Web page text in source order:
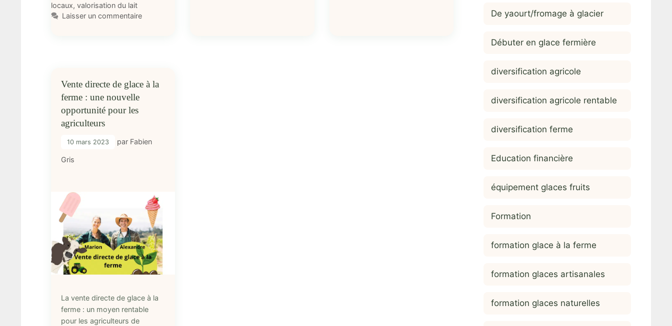
locaux, valorisation du lait
Laisser un commentaire
Vente directe de glace à la
ferme : une nouvelle
opportunité pour les
agriculteurs
10 mars 2023 par Fabien
Gris
La vente directe de glace à la
ferme : un moyen rentable
pour les agriculteurs de
De yaourt/fromage à glacier
Débuter en glace fermière
diversification agricole
diversification agricole rentable
diversification ferme
Education financière
équipement glaces fruits
Formation
formation glace à la ferme
formation glaces artisanales
formation glaces naturelles